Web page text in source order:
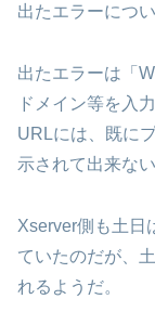
出たエラーにつ
出たエラーは「
ドメイン等を入
URLには、既に
示されて出来な
Xserver側も土日
ていたのだが、
れるようだ。